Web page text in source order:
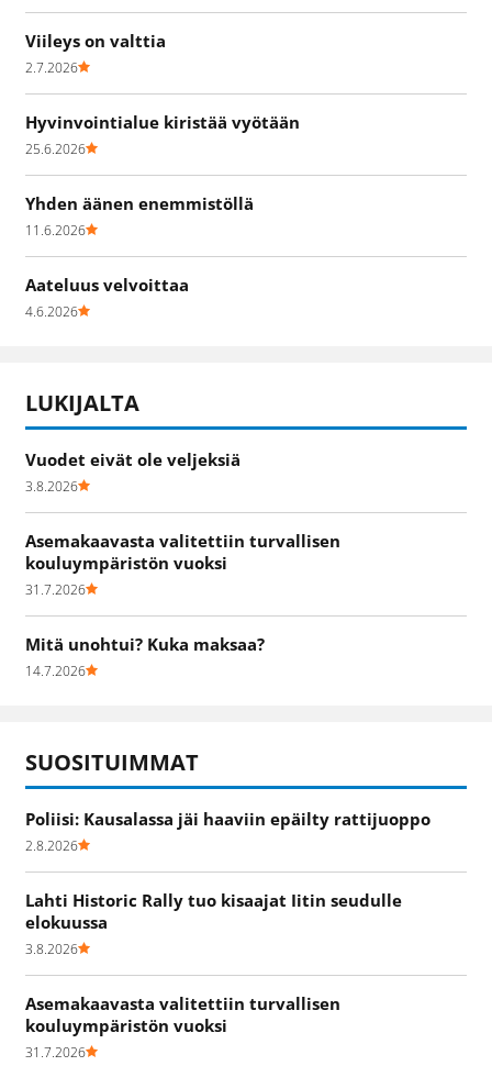
Viileys on valttia
2.7.2026
Hyvinvointialue kiristää vyötään
25.6.2026
Yhden äänen enemmistöllä
11.6.2026
Aateluus velvoittaa
4.6.2026
LUKIJALTA
Vuodet eivät ole veljeksiä
3.8.2026
Asemakaavasta valitettiin turvallisen
kouluympäristön vuoksi
31.7.2026
Mitä unohtui? Kuka maksaa?
14.7.2026
SUOSITUIMMAT
Poliisi: Kausalassa jäi haaviin epäilty rattijuoppo
2.8.2026
Lahti Historic Rally tuo kisaajat Iitin seudulle
elokuussa
3.8.2026
Asemakaavasta valitettiin turvallisen
kouluympäristön vuoksi
31.7.2026